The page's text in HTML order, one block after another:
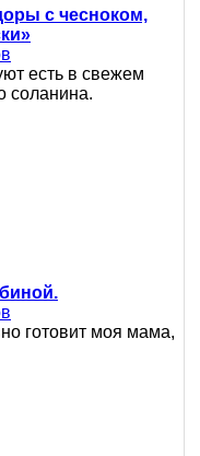
с чесноком,
есть в свежем
соланина.
готовит моя мама,